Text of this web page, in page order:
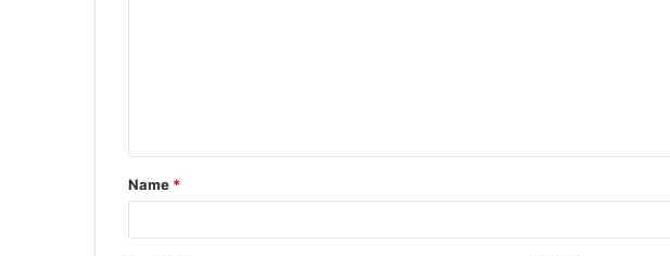
t
*
Name *